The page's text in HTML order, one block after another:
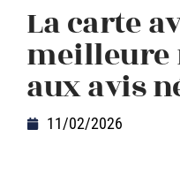
La carte
meilleure
aux avis
11/02/2026